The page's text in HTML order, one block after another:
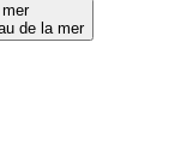
de la mer